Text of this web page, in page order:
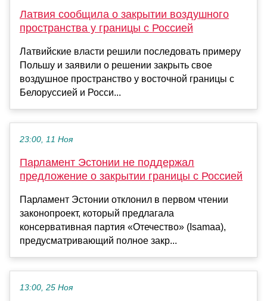
Латвия сообщила о закрытии воздушного
пространства у границы с Россией
Латвийские власти решили последовать примеру
Польшу и заявили о решении закрыть свое
воздушное пространство у восточной границы с
Белоруссией и Росси...
23:00, 11 Ноя
Парламент Эстонии не поддержал
предложение о закрытии границы с Россией
Парламент Эстонии отклонил в первом чтении
законопроект, который предлагала
консервативная партия «Отечество» (Isamaa),
предусматривающий полное закр...
13:00, 25 Ноя